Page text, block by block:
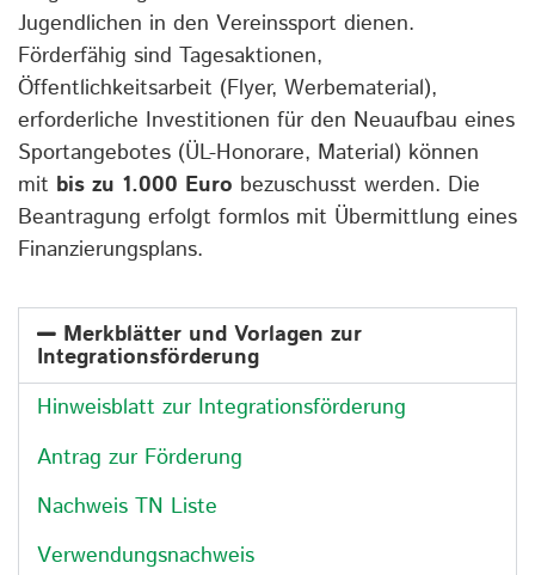
Jugendlichen in den Vereinssport dienen.
Förderfähig sind Tagesaktionen,
Öffentlichkeitsarbeit (Flyer, Werbematerial),
erforderliche Investitionen für den Neuaufbau eines
Sportangebotes (ÜL-Honorare, Material) können
mit bis zu 1.000 Euro bezuschusst werden. Die
Beantragung erfolgt formlos mit Übermittlung eines
Finanzierungsplans.
Merkblätter und Vorlagen zur
Integrationsförderung
Hinweisblatt zur Integrationsförderung
Antrag zur Förderung
Nachweis TN Liste
Verwendungsnachweis